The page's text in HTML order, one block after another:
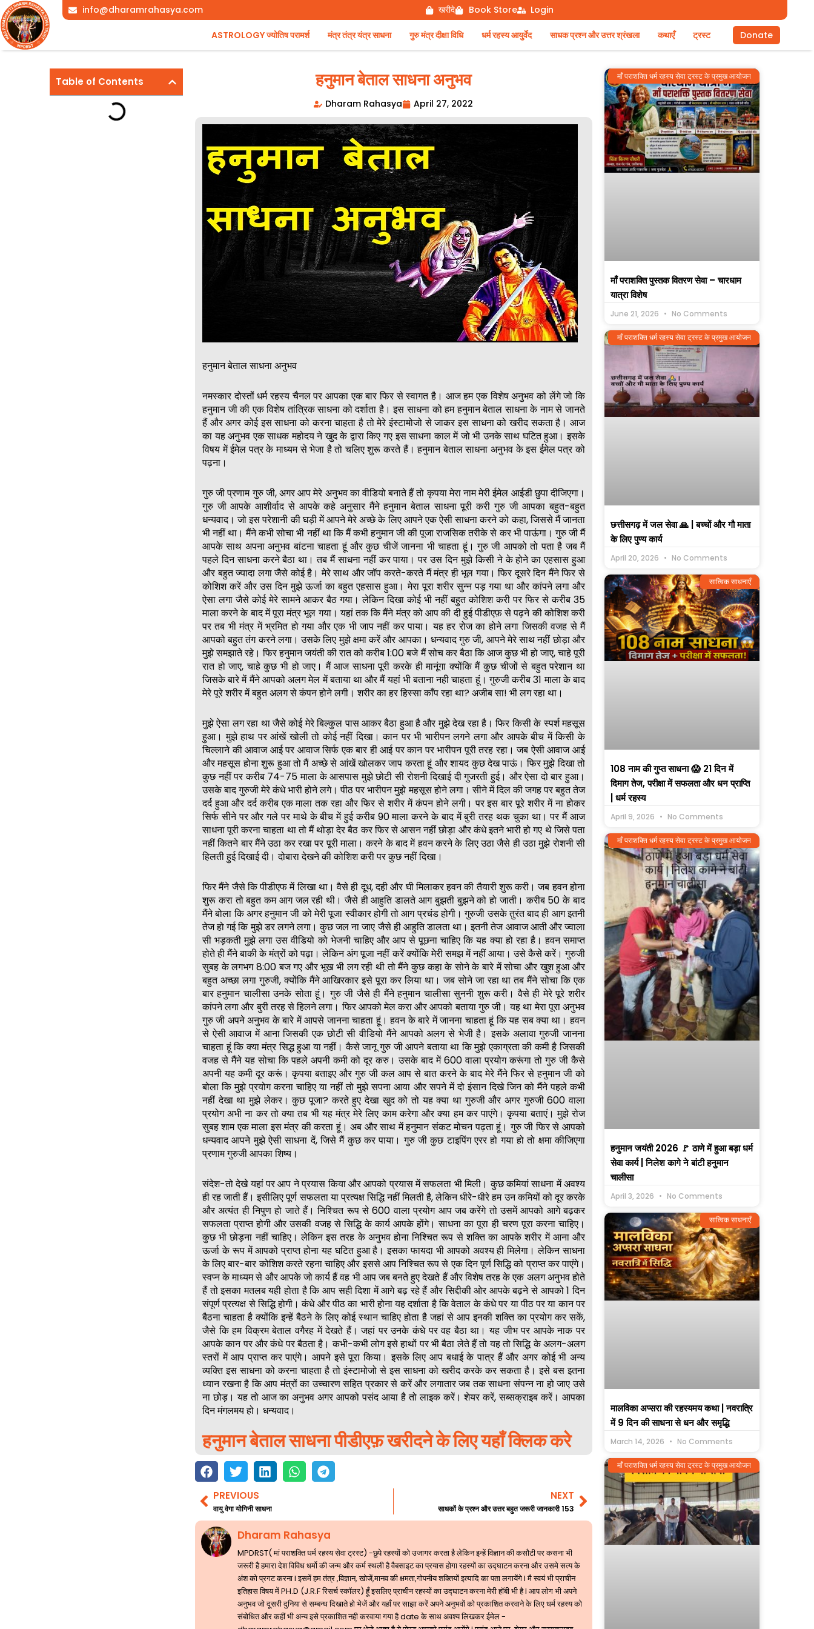
Skip
to
content
info@dharamrahasya.com खरीदे Book Store Login
ASTROLOGY ज्योतिष परामर्श मंत्र तंत्र यंत्र साधना गुरु मंत्र दीक्षा विधि धर्म रहस्य आयुर्वेद साधक प्रश्न और उत्तर श्रंखला कथाएँ ट्रस्ट Donate
Table of Contents हनुमान बेताल साधना अनुभव
Dharam Rahasya April 27, 2022
हनुमान बेताल साधना अनुभव
नमस्कार दोस्तों धर्म रहस्य चैनल पर आपका एक बार फिर से स्वागत है। आज हम एक विशेष अनुभव को लेंगे जो कि
हनुमान जी की एक विशेष तांत्रिक साधना को दर्शाता है। इस साधना को हम हनुमान बेताल साधना के नाम से जानते
हैं और अगर कोई इस साधना को करना चाहता है तो मेरे इंस्टामोजो से जाकर इस साधना को खरीद सकता है। आज
का यह अनुभव एक साधक महोदय ने खुद के द्वारा किए गए इस साधना काल में जो भी उनके साथ घटित हुआ। इसके
विषय में ईमेल पत्र के माध्यम से भेजा है तो चलिए शुरू करते हैं। हनुमान बेताल साधना अनुभव के इस ईमेल पत्र को
पढ़ना।
गुरु जी प्रणाम गुरु जी, अगर आप मेरे अनुभव का वीडियो बनाते हैं तो कृपया मेरा नाम मेरी ईमेल आईडी छुपा दीजिएगा।
गुरु जी आपके आशीर्वाद से आपके कहे अनुसार मैंने हनुमान बेताल साधना पूरी करी गुरु जी आपका बहुत-बहुत
धन्यवाद। जो इस परेशानी की घड़ी में आपने मेरे अच्छे के लिए आपने एक ऐसी साधना करने को कहा, जिससे मैं जानता
भी नहीं था। मैंने कभी सोचा भी नहीं था कि मैं कभी हनुमान जी की पूजा राजसिक तरीके से कर भी पाऊंगा। गुरु जी मैं
आपके साथ अपना अनुभव बांटना चाहता हूं और कुछ चीजें जानना भी चाहता हूं। गुरु जी आपको तो पता है जब मैं
पहले दिन साधना करने बैठा था। तब मैं साधना नहीं कर पाया। पर उस दिन मुझे किसी ने के होने का एहसास हुआ
और बहुत ज्यादा लगा जैसे कोई है। मेरे साथ और जॉप करते-करते मैं मंत्र ही भूल गया। फिर दूसरे दिन मैंने फिर से
कोशिश करें और उस दिन मुझे ऊर्जा का बहुत एहसास हुआ। मेरा पूरा शरीर सुन्न पड़ गया था और कांपने लगा और
ऐसा लगा जैसे कोई मेरे सामने आकर बैठ गया। लेकिन दिखा कोई भी नहीं बहुत कोशिश करी पर फिर से करीब 35
माला करने के बाद में पूरा मंत्र भूल गया। यहां तक कि मैंने मंत्र को आप की दी हुई पीडीएफ़ से पढ़ने की कोशिश करी
पर तब भी मंत्र में भ्रमित हो गया और एक भी जाप नहीं कर पाया। यह हर रोज का होने लगा जिसकी वजह से मैं
आपको बहुत तंग करने लगा। उसके लिए मुझे क्षमा करें और आपका। धन्यवाद गुरु जी, आपने मेरे साथ नहीं छोड़ा और
मुझे समझाते रहे। फिर हनुमान जयंती की रात को करीब 1:00 बजे मैं सोच कर बैठा कि आज कुछ भी हो जाए, चाहे पूरी
रात हो जाए, चाहे कुछ भी हो जाए। मैं आज साधना पूरी करके ही मानूंगा क्योंकि मैं कुछ चीजों से बहुत परेशान था
जिसके बारे में मैंने आपको अलग मेल में बताया था और मैं यहां भी बताना नही चाहता हूं। गुरुजी करीब 31 माला के बाद
मेरे पूरे शरीर में बहुत अलग से कंपन होने लगी। शरीर का हर हिस्सा काँप रहा था? अजीब सा! भी लग रहा था।
मुझे ऐसा लग रहा था जैसे कोई मेरे बिल्कुल पास आकर बैठा हुआ है और मुझे देख रहा है। फिर किसी के स्पर्श महसूस
हुआ। मुझे हाथ पर आंखें खोली तो कोई नहीं दिखा। कान पर भी भारीपन लगने लगा और आपके बीच में किसी के
चिल्लाने की आवाज आई पर आवाज सिर्फ एक बार ही आई पर कान पर भारीपन पूरी तरह रहा। जब ऐसी आवाज आई
और महसूस होना शुरू हुआ तो मैं अच्छे से आंखें खोलकर जाप करता हूं और शायद कुछ देख पाऊं। फिर मुझे दिखा तो
कुछ नहीं पर करीब 74-75 माला के आसपास मुझे छोटी सी रोशनी दिखाई दी गुजरती हुई। और ऐसा दो बार हुआ।
उसके बाद गुरुजी मेरे कंधे भारी होने लगे। पीठ पर भारीपन मुझे महसूस होने लगा। सीने में दिल की जगह पर बहुत तेज
दर्द हुआ और दर्द करीब एक माला तक रहा और फिर से शरीर में कंपन होने लगी। पर इस बार पूरे शरीर में ना होकर
सिर्फ सीने पर और गले पर माथे के बीच में हुई करीब 90 माला करने के बाद में बुरी तरह थक चुका था। पर मैं आज
साधना पूरी करना चाहता था तो मैं थोड़ा देर बैठ कर फिर से आसन नहीं छोड़ा और कंधे इतने भारी हो गए थे जिसे पता
नहीं कितने बार मैंने उठा कर रखा पर पूरी माला। करने के बाद में हवन करने के लिए उठा जैसे ही उठा मुझे रोशनी सी
हिलती हुई दिखाई दी। दोबारा देखने की कोशिश करी पर कुछ नहीं दिखा।
फिर मैंने जैसे कि पीडीएफ में लिखा था। वैसे ही दूध, दही और घी मिलाकर हवन की तैयारी शुरू करी। जब हवन होना
शुरू करा तो बहुत कम आग जल रही थी। जैसे ही आहुति डालते आग बुझती बुझने को हो जाती। करीब 50 के बाद
मैंने बोला कि अगर हनुमान जी को मेरी पूजा स्वीकार होगी तो आग प्रचंड होगी। गुरुजी उसके तुरंत बाद ही आग इतनी
तेज हो गई कि मुझे डर लगने लगा। कुछ जल ना जाए जैसे ही आहुति डालता था। इतनी तेज आवाज आती और ज्वाला
सी भड़कती मुझे लगा उस वीडियो को भेजनी चाहिए और आप से पूछना चाहिए कि यह क्या हो रहा है। हवन समाप्त
होते ही मैंने बाकी के मंत्रों को पढ़ा। लेकिन अंग पूजा नहीं करें क्योंकि मेरी समझ में नहीं आया। उसे कैसे करें। गुरुजी
सुबह के लगभग 8:00 बज गए और भूख भी लग रही थी तो मैंने कुछ कहा के सोने के बारे में सोचा और खुश हुआ और
बहुत अच्छा लगा गुरुजी, क्योंकि मैंने आखिरकार इसे पूरा कर लिया था। जब सोने जा रहा था तब मैंने सोचा कि एक
बार हनुमान चालीसा उनके सोता हूं। गुरु जी जैसे ही मैंने हनुमान चालीसा सुननी शुरू करी। वैसे ही मेरे पूरे शरीर
कांपने लगा और बुरी तरह से हिलने लगा। फिर आपको मेल करा और आपको बताया गुरु जी। यह था मेरा पूरा अनुभव
गुरु जी अपने अनुभव के बारे में आपसे जानना चाहता हूं। हवन के बारे में जानना चाहता हूं कि यह सब क्या था। हवन
से ऐसी आवाज में आना जिसकी एक छोटी सी वीडियो मैंने आपको अलग से भेजी है। इसके अलावा गुरुजी जानना
चाहता हूं कि क्या मंत्र सिद्ध हुआ या नहीं। कैसे जानू गुरु जी आपने बताया था कि मुझे एकाग्रता की कमी है जिसकी
वजह से मैंने यह सोचा कि पहले अपनी कमी को दूर करु। उसके बाद में 600 वाला प्रयोग करूंगा तो गुरु जी कैसे
अपनी यह कमी दूर करूं। कृपया बताइए और गुरु जी कल आप से बात करने के बाद मेरे मैंने फिर से हनुमान जी को
बोला कि मुझे प्रयोग करना चाहिए या नहीं तो मुझे सपना आया और सपने में दो इंसान दिखे जिन को मैंने पहले कभी
नहीं देखा था मुझे लेकर। कुछ पूजा? करते हुए देखा खुद को तो यह क्या था गुरुजी और अगर गुरुजी 600 वाला
प्रयोग अभी ना कर तो क्या तब भी यह मंत्र मेरे लिए काम करेगा और क्या हम कर पाएंगे। कृपया बताएं। मुझे रोज
सुबह शाम एक माला इस मंत्र की करता हूं। अब और साथ में हनुमान संकट मोचन पढ़ता हूं। गुरु जी फिर से आपको
धन्यवाद आपने मुझे ऐसी साधना दें, जिसे मैं कुछ कर पाया। गुरु जी कुछ टाइपिंग एरर हो गया हो तो क्षमा कीजिएगा
प्रणाम गुरुजी आपका शिष्य।
संदेश-तो देखे यहां पर आप ने प्रयास किया और आपको प्रयास में सफलता भी मिली। कुछ कमियां साधना में अवश्य
ही रह जाती हैं। इसीलिए पूर्ण सफलता या प्रत्यक्ष सिद्धि नहीं मिलती है, लेकिन धीरे-धीरे हम उन कमियों को दूर करके
और अत्यंत ही निपुण हो जाते हैं। निश्चित रूप से 600 वाला प्रयोग आप जब करेंगे तो उसमें आपको आगे बढ़कर
सफलता प्राप्त होगी और उसकी वजह से सिद्धि के कार्य आपके होंगे। साधना का पूरा ही चरण पूरा करना चाहिए।
कुछ भी छोड़ना नहीं चाहिए। लेकिन इस तरह के अनुभव होना निश्चित रूप से शक्ति का आपके शरीर में आना और
ऊर्जा के रूप में आपको प्राप्त होना यह घटित हुआ है। इसका फायदा भी आपको अवश्य ही मिलेगा। लेकिन साधना
के लिए बार-बार कोशिश करते रहना चाहिए और इससे आप निश्चित रूप से एक दिन पूर्ण सिद्धि को प्राप्त कर पाएंगे।
स्वप्न के माध्यम से और आपके जो कार्य हैं वह भी आप जब बनते हुए देखते हैं और विशेष तरह के एक अलग अनुभव होते
हैं तो इसका मतलब यही होता है कि आप सही दिशा में आगे बढ़ रहे हैं और सिद्दीकी ओर आपके बढ़ने से आपको 1 दिन
संपूर्ण प्रत्यक्ष से सिद्धि होगी। कंधे और पीठ का भारी होना यह दर्शाता है कि वेताल के कंधे पर या पीठ पर या कान पर
बैठना चाहता है क्योंकि इन्हें बैठने के लिए कोई स्थान चाहिए होता है जहां से आप इनकी शक्ति का प्रयोग कर सकें,
जैसे कि हम विक्रम बेताल वगैरह में देखते हैं। जहां पर उनके कंधे पर वह बैठा था। यह जीभ पर आपके नाक पर
आपके कान पर और कंधे पर बैठता है। कभी-कभी लोग इसे हाथों पर भी बैठा लेते हैं तो यह तो सिद्धि के अलग-अलग
स्तरों में आप प्राप्त कर पाएंगे। आपने इसे पूरा किया। इसके लिए आप बधाई के पात्र हैं और अगर कोई भी अन्य
व्यक्ति इस साधना को करना चाहता है तो इंस्टामोजो से इस साधना को खरीद करके कर सकता है। इसे बस इतना
ध्यान रखना है कि आप मंत्रों का उच्चारण सहित प्रकार से करें और लगातार जब तक साधना संपन्न ना हो जाए उसे
ना छोड़। यह तो आज का अनुभव अगर आपको पसंद आया है तो लाइक करें। शेयर करें, सब्सक्राइब करें। आपका
दिन मंगलमय हो। धन्यवाद।
हनुमान बेताल साधना पीडीएफ़ खरीदने के लिए यहाँ क्लिक करे
Prev
PREVIOUS
वायु वेगा योगिनी साधना
NEXT
साधकों के प्रश्न और उत्तर बहुत जरूरी जानकारी 153Next
Dharam Rahasya
MPDRST( मां पराशक्ति धर्म रहस्य सेवा ट्रस्ट) -छुपे रहस्यों को उजागर करता है लेकिन इन्हें विज्ञान की कसौटी पर कसना भी
जरूरी है हमारा देश विविध धर्मो की जन्म और कर्म स्थली है वैबसाइट का प्रयास होगा रहस्यों का उद्घाटन करना और उसमे सत्य के
अंश को प्रगट करना l इसमें हम तंत्र ,विज्ञान, खोजें,मानव की क्षमता,गोपनीय शक्तियों इत्यादि का पता लगायेंगे l मै स्वयं भी प्राचीन
इतिहास विषय में PH.D (J.R.F रिसर्च स्कॉलर) हूँ इसलिए प्राचीन रहस्यों का उद्घाटन करना मेरी हॉबी भी है l आप लोग भी अपने
अनुभव जो दूसरी दुनिया से सम्बन्ध दिखाते हो भेजें और यहाँ पर साझा करें अपने अनुभवों को प्रकाशित करवाने के लिए धर्म रहस्य को
संबोधित और कहीं भी अन्य इसे प्रकाशित नही करवाया गया है date के साथ अवश्य लिखकर ईमेल -
माँ पराशक्ति धर्म रहस्य सेवा ट्रस्ट के प्रमुख आयोजन
माँ पराशक्ति पुस्तक वितरण सेवा – चारधाम
यात्रा विशेष
June 21, 2026 No Comments
माँ पराशक्ति धर्म रहस्य सेवा ट्रस्ट के प्रमुख आयोजन
छत्तीसगढ़ में जल सेवा 🙏 | बच्चों और गौ माता
के लिए पुण्य कार्य
April 20, 2026 No Comments
सात्विक साधनाएँ
108 नाम की गुप्त साधना 😱 21 दिन में
दिमाग तेज, परीक्षा में सफलता और धन प्राप्ति
| धर्म रहस्य
April 9, 2026 No Comments
माँ पराशक्ति धर्म रहस्य सेवा ट्रस्ट के प्रमुख आयोजन
हनुमान जयंती 2026 🚩 ठाणे में हुआ बड़ा धर्म
सेवा कार्य | निलेश कागे ने बांटी हनुमान
चालीसा
April 3, 2026 No Comments
सात्विक साधनाएँ
मालविका अप्सरा की रहस्यमय कथा | नवरात्रि
में 9 दिन की साधना से धन और समृद्धि
March 14, 2026 No Comments
माँ पराशक्ति धर्म रहस्य सेवा ट्रस्ट के प्रमुख आयोजन